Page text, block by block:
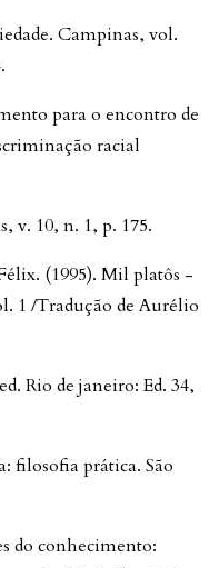
Campinas, vol.
para o encontro de
racial
v. 10, n. 1, p. 175.
(1995). Mil platôs -
1 /Tradução de Aurélio
Rio de janeiro: Ed. 34,
filosofia prática. São
do conhecimento: